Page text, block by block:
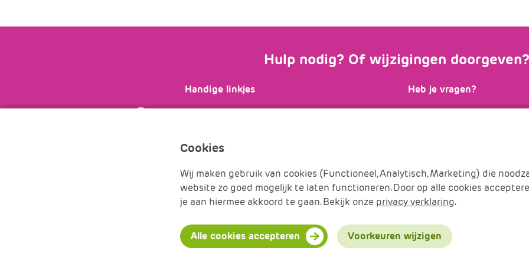
Hulp nodig? Of wijzigingen doorgeven?
Handige linkjes
dewijzigingsformulieren
Heb je vragen?
Cookies
Wij maken gebruik van cookies (Functioneel, Analytisch, Marketing) die
website zo goed mogelijk te laten functioneren. Door op alle cookies
je aan hiermee akkoord te gaan. Bekijk onze privacy verklaring.
Alle cookies accepteren Voorkeuren wijzigen